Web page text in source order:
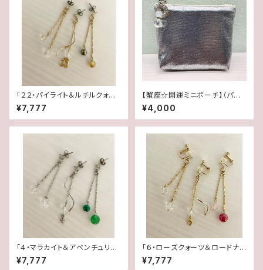
「２２・パイライト＆ルチルクォー
ツ・水晶」【3WAY 数字イヤリン
グ＆ピアス】
¥7,777
【蟹座☆開運ミニポーチ】（パワ
ーストーンブレス専用にも最適）
¥4,000
「４・マラカイト＆アベンチュリ
ン・水晶」【3WAY 数字イヤリン
グ＆ピアス】
¥7,777
「６・ローズクォーツ＆ロードナイ
ト・水晶」【3WAY 数字イヤリン
グ＆ピアス】
¥7,777